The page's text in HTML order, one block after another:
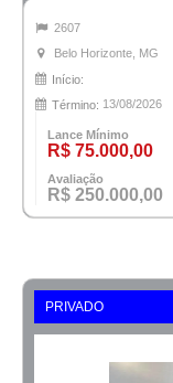
2607
Belo Horizonte, MG
Início:
Término: 13/08/2026
Lance Mínimo
R$ 75.000,00
Avaliação
R$ 250.000,00
PRIVADO